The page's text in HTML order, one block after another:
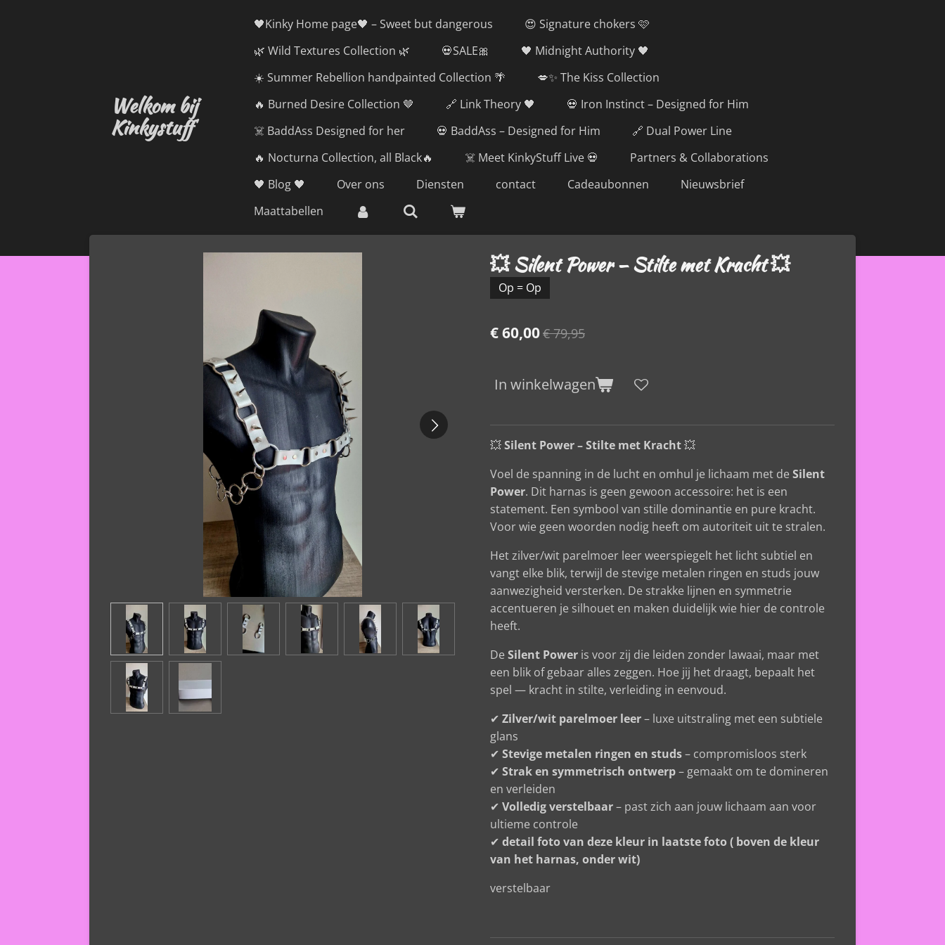
Welkom bij
Kinkystuff
🖤Kinky Home page🖤 – Sweet but dangerous
😍 Signature chokers 🩷
🌿 Wild Textures Collection 🌿
💀SALE🎀
🖤 Midnight Authority 🖤
☀️ Summer Rebellion handpainted Collection 🌴
💋✨ The Kiss Collection
🔥 Burned Desire Collection 🤎
🔗 Link Theory 🖤
💀 Iron Instinct – Designed for Him
☠️ BaddAss Designed for her
💀 BaddAss – Designed for Him
🔗 Dual Power Line
🔥 Nocturna Collection, all Black🔥
☠️ Meet KinkyStuff Live 💀
Partners & Collaborations
🖤 Blog 🖤
Over ons Diensten contact Cadeaubonnen
Nieuwsbrief
Maattabellen
💥 Silent Power – Stilte met Kracht 💥
Op = Op
€ 60,00€ 79,95
In winkelwagen
💥Silent Power – Stilte met Kracht💥
Voel de spanning in de lucht en omhul je lichaam met de Silent
Power. Dit harnas is geen gewoon accessoire: het is een
statement. Een symbool van stille dominantie en pure kracht.
Voor wie geen woorden nodig heeft om autoriteit uit te stralen.
Het zilver/wit parelmoer leer weerspiegelt het licht subtiel en
vangt elke blik, terwijl de stevige metalen ringen en studs jouw
aanwezigheid versterken. De strakke lijnen en symmetrie
accentueren je silhouet en maken duidelijk wie hier de controle
heeft.
De Silent Power is voor zij die leiden zonder lawaai, maar met
een blik of gebaar alles zeggen. Hoe jij het draagt, bepaalt het
spel — kracht in stilte, verleiding in eenvoud.
✔ Zilver/wit parelmoer leer– luxe uitstraling met een subtiele
glans
✔ Stevige metalen ringen en studs– compromisloos sterk
✔ Strak en symmetrisch ontwerp– gemaakt om te domineren
en verleiden
✔ Volledig verstelbaar– past zich aan jouw lichaam aan voor
ultieme controle
✔ detail foto van deze kleur in laatste foto ( boven de kleur
van het harnas, onder wit)
verstelbaar